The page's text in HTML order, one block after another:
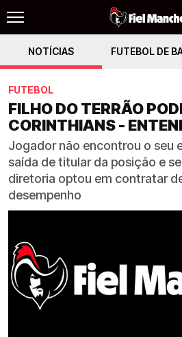
NOTÍCIAS FUTEBOL DE
FUTEBOL
FILHO DO TERRÃO
CORINTHIANS -
Jogador não encontrou o seu
saída de titular da posição e
diretoria optou em contratar
desempenho